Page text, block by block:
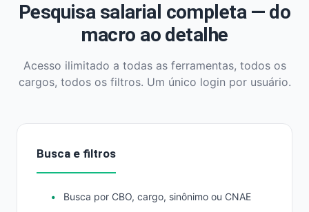
Pesquisa salarial completa — do
macro ao detalhe
Acesso ilimitado a todas as ferramentas, todos os
cargos, todos os filtros. Um único login por usuário.
Busca e filtros
Busca por CBO, cargo, sinônimo ou CNAE